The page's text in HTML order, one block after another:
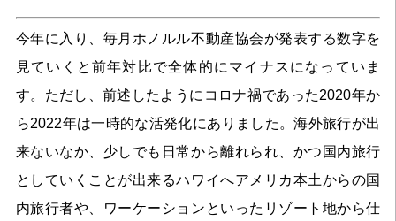
今年に入り、毎月ホノルル不動産協会が発表する数字を
見ていくと前年対比で全体的にマイナスになっていま
す。ただし、前述したようにコロナ禍であった2020年か
ら2022年は一時的な活発化にありました。海外旅行が出
来ないなか、少しでも日常から離れられ、かつ国内旅行
としていくことが出来るハワイへアメリカ本土からの国
内旅行者や、ワーケーションといったリゾート地から仕